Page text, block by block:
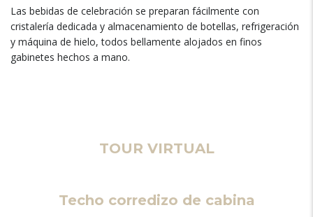
Las bebidas de celebración se preparan fácilmente con
cristalería dedicada y almacenamiento de botellas, refrigeración
y máquina de hielo, todos bellamente alojados en finos
gabinetes hechos a mano.
TOUR VIRTUAL
Techo corredizo de cabina